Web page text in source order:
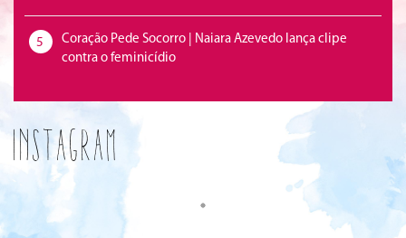
5
Coração Pede Socorro | Naiara Azevedo lança clipe
contra o feminicídio
Instagram